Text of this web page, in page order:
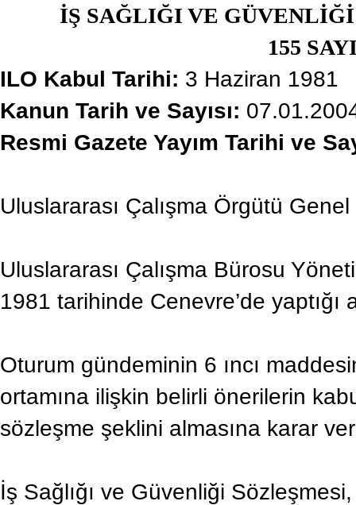
İŞ SAĞLIĞI VE
155
ILO Kabul Tarihi: 3 Haziran 1981
Kanun Tarih ve Sayısı:
Resmi Gazete Yayım Tarihi ve
Uluslararası Çalışma Örgütü
Uluslararası Çalışma Bürosu
1981 tarihinde Cenevre’de yaptığı
Oturum gündeminin 6 ıncı
ortamına ilişkin belirli önerilerin
sözleşme şeklini almasına karar
İş Sağlığı ve Güvenliği